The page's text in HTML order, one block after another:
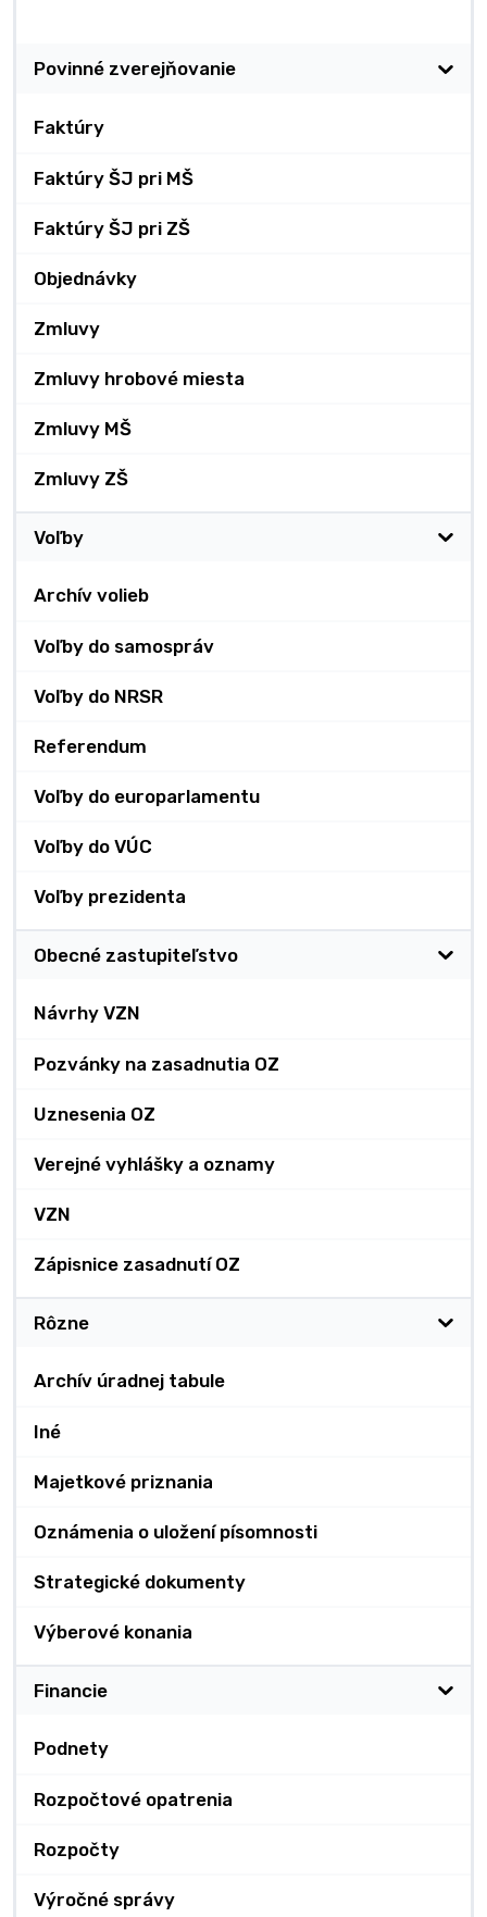
Povinné zverejňovanie
Faktúry
Faktúry ŠJ pri MŠ
Faktúry ŠJ pri ZŠ
Objednávky
Zmluvy
Zmluvy hrobové miesta
Zmluvy MŠ
Zmluvy ZŠ
Voľby
Archív volieb
Voľby do samospráv
Voľby do NRSR
Referendum
Voľby do europarlamentu
Voľby do VÚC
Voľby prezidenta
Obecné zastupiteľstvo
Návrhy VZN
Pozvánky na zasadnutia OZ
Uznesenia OZ
Verejné vyhlášky a oznamy
VZN
Zápisnice zasadnutí OZ
Rôzne
Archív úradnej tabule
Iné
Majetkové priznania
Oznámenia o uložení písomnosti
Strategické dokumenty
Výberové konania
Financie
Podnety
Rozpočtové opatrenia
Rozpočty
Výročné správy